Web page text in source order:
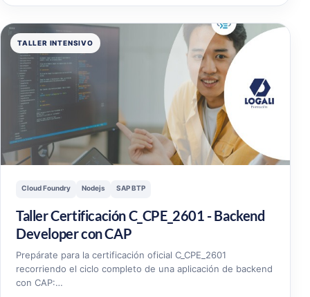
TALLER INTENSIVO
Cloud Foundry Nodejs SAP BTP
Taller Certificación C_CPE_2601 - Backend
Developer con CAP
Prepárate para la certificación oficial C_CPE_2601
recorriendo el ciclo completo de una aplicación de backend
con CAP:…